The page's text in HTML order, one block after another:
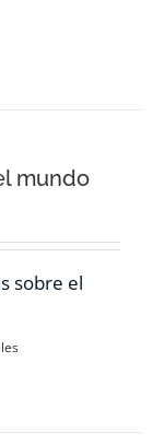
mundo
sobre el